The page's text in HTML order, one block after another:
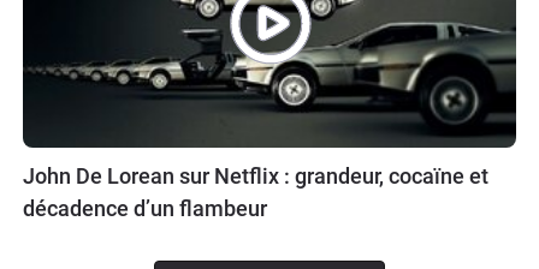
John De Lorean sur Netflix : grandeur, cocaïne et
décadence d’un flambeur